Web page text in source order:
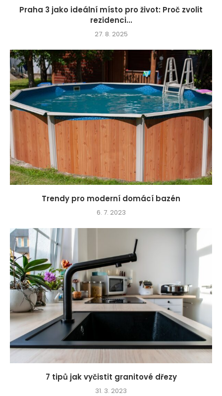
Praha 3 jako ideální místo pro život: Proč zvolit
rezidenci...
27. 8. 2025
Trendy pro moderní domácí bazén
6. 7. 2023
7 tipů jak vyčistit granitové dřezy
31. 3. 2023